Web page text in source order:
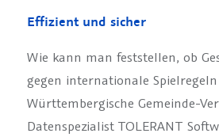
Effizient und sicher
Wie kann man feststellen, ob
gegen internationale
Württembergische Gemeinde-
Datenspezialist TOLERANT